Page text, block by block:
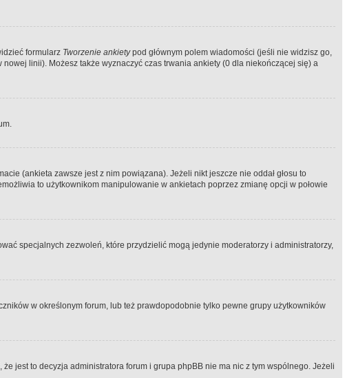
formularz Tworzenie ankietypod głównym polem wiadomości (jeśli nie widzisz go,
linii). Możesz także wyznaczyć czas trwania ankiety (0 dla niekończącej się) a
(ankieta zawsze jest z nim powiązana). Jeżeli nikt jeszcze nie oddał głosu to
to użytkownikom manipulowanie w ankietach poprzez zmianę opcji w połowie
specjalnych zezwoleń, które przydzielić mogą jedynie moderatorzy i administratorzy,
w określonym forum, lub też prawdopodobnie tylko pewne grupy użytkowników
jest to decyzja administratora forum i grupa phpBB nie ma nic z tym wspólnego. Jeżeli